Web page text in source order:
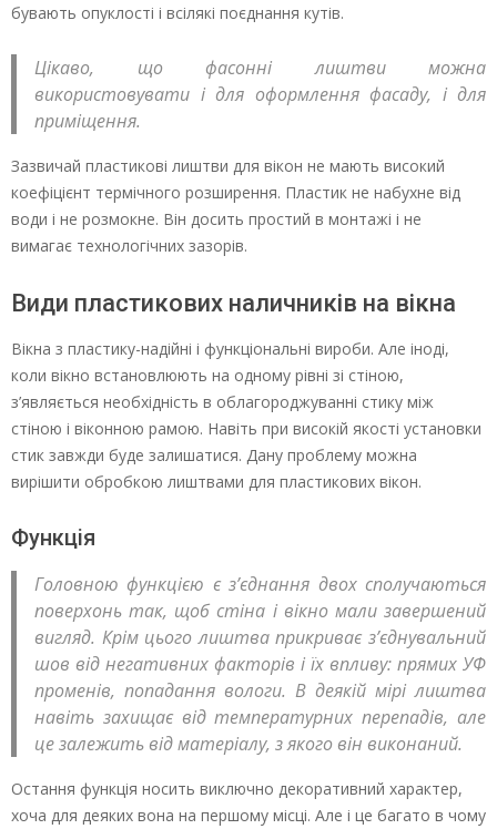
бувають опуклості і всілякі поєднання кутів.
Цікаво, що фасонні лиштви можна
використовувати і для оформлення фасаду, і для
приміщення.
Зазвичай пластикові лиштви для вікон не мають високий
коефіцієнт термічного розширення. Пластик не набухне від
води і не розмокне. Він досить простий в монтажі і не
вимагає технологічних зазорів.
Види пластикових наличників на вікна
Вікна з пластику-надійні і функціональні вироби. Але іноді,
коли вікно встановлюють на одному рівні зі стіною,
з’являється необхідність в облагороджуванні стику між
стіною і віконною рамою. Навіть при високій якості установки
стик завжди буде залишатися. Дану проблему можна
вирішити обробкою лиштвами для пластикових вікон.
Функція
Головною функцією є з’єднання двох сполучаються
поверхонь так, щоб стіна і вікно мали завершений
вигляд. Крім цього лиштва прикриває з’єднувальний
шов від негативних факторів і їх впливу: прямих УФ
променів, попадання вологи. В деякій мірі лиштва
навіть захищає від температурних перепадів, але
це залежить від матеріалу, з якого він виконаний.
Остання функція носить виключно декоративний характер,
хоча для деяких вона на першому місці. Але і це багато в чому